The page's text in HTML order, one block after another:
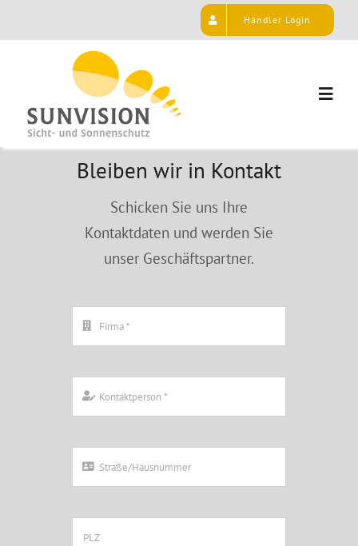
to
Händler Login
Unsere PlisseesBleiben wir in Kontakt
Schicken Sie uns Ihre
Kontaktdaten und werden Sie
unser Geschäftspartner.